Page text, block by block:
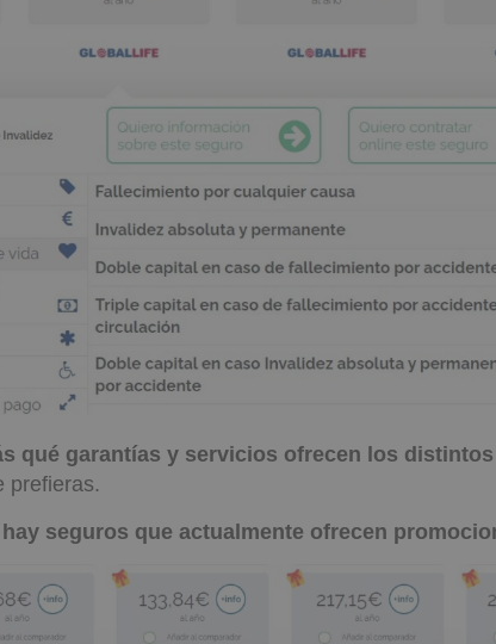
prefieras.
hay seguros que actualmente ofrecen